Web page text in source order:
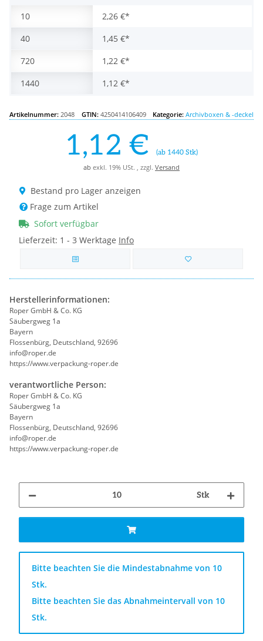
10 2,26 €*
40
1,45 €*
720
1,22 €*
1440
1,12 €*
Artikelnummer: 2048 GTIN: 4250414106409 Kategorie: Archivboxen & -deckel
1,12 €
(ab 1440 Stk)
ab exkl. 19% USt. , zzgl. Versand
Bestand pro Lager anzeigen
Frage zum Artikel
Sofort verfügbar
Lieferzeit: 1 - 3 Werktage Info
Herstellerinformationen:
Roper GmbH & Co. KG
Säubergweg 1a
Bayern
Flossenbürg, Deutschland, 92696
info@roper.de
https://www.verpackung-roper.de
verantwortliche Person:
Roper GmbH & Co. KG
Säubergweg 1a
Bayern
Flossenbürg, Deutschland, 92696
info@roper.de
https://www.verpackung-roper.de
Stk
x
Bitte beachten Sie die Mindestabnahme von 10
Stk.
Bitte beachten Sie das Abnahmeintervall von 10
Stk.